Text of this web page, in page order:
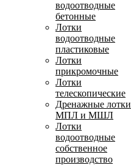
водоотводные
бетонные
Лотки
водоотводные
пластиковые
Лотки
прикромочные
Лотки
телескопические
Дренажные лотки
МПЛ и МШЛ
Лотки
водоотводные
собственное
производство